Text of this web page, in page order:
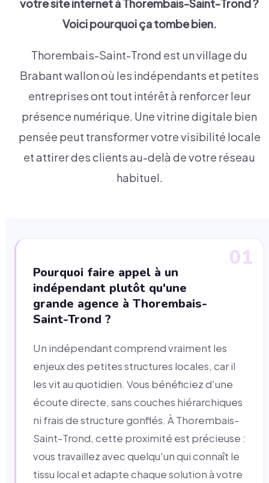
votre site internet àThorembais-Saint-Trond ?
Voici pourquoi ça tombe bien.
Thorembais-Saint-Trond est un village du
Brabant wallon où les indépendants et petites
entreprises ont tout intérêt à renforcer leur
présence numérique. Une vitrine digitale bien
pensée peut transformer votre visibilité locale
et attirer des clients au-delà de votre réseau
habituel.
01
Pourquoi faire appel à un
indépendant plutôt qu'une
grande agence à Thorembais-
Saint-Trond ?
Un indépendant comprend vraiment les
enjeux des petites structures locales, car il
les vit au quotidien. Vous bénéficiez d'une
écoute directe, sans couches hiérarchiques
ni frais de structure gonflés. À Thorembais-
Saint-Trond, cette proximité est précieuse :
vous travaillez avec quelqu'un qui connaît le
tissu local et adapte chaque solution à votre